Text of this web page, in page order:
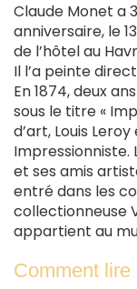
Claude Monet a
anniversaire, le
de l’hôtel au
Il l’a peinte
En 1874, deux
sous le titre «
d’art, Louis
et ses amis
entré dans les
collectionneuse
appartient au
Comment